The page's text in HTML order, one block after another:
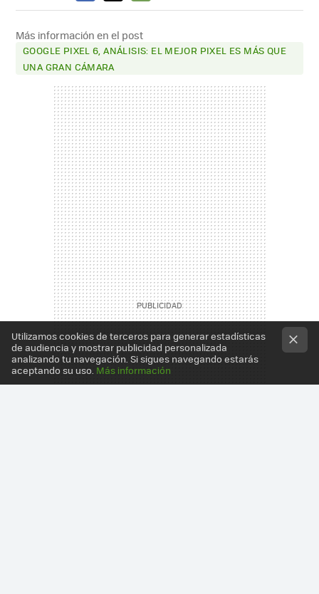
FACEBOOK
X
E-
MAIL
Más información en el post
GOOGLE PIXEL 6, ANÁLISIS: EL MEJOR PIXEL ES MÁS QUE
UNA GRAN CÁMARA
Utilizamos cookies de terceros para generar estadísticas
de audiencia y mostrar publicidad personalizada
analizando tu navegación. Si sigues navegando estarás
aceptando su uso. Más información